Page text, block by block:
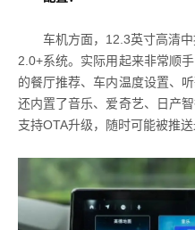
车机方面，12.3英寸高清
2.0+系统。实际用起来非常顺
的餐厅推荐、车内温度设置、
还内置了音乐、爱奇艺、日产
支持OTA升级，随时可能被推